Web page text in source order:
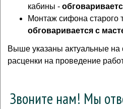
кабины -
Монтаж сифона старого
обговаривается с
Выше указаны актуальные на
расценки на проведение
Звоните нам! Мы